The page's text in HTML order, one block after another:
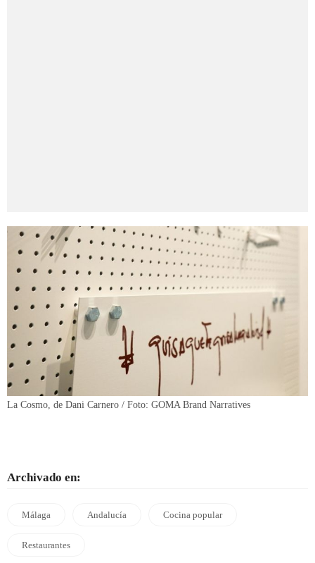
La Cosmo, de Dani Carnero / Foto: GOMA Brand Narratives
Archivado en:
Málaga Andalucía Cocina popular
Restaurantes